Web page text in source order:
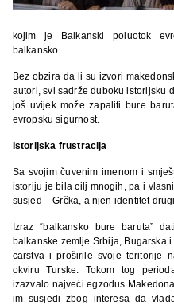
kojim je Balkanski poluotok
balkansko.
Bez obzira da li su izvori
autori, svi sadrže duboku istorijsku
još uvijek može zapaliti bure
evropsku sigurnost.
Istorijska frustracija
Sa svojim čuvenim imenom i
istoriju je bila cilj mnogih, pa i
susjed – Grčka, a njen identitet
Izraz “balkansko bure baruta”
balkanske zemlje Srbija, Bugarska
carstva i proširile svoje teritorije
okviru Turske. Tokom tog
izazvalo najveći egzodus
im susjedi zbog interesa da